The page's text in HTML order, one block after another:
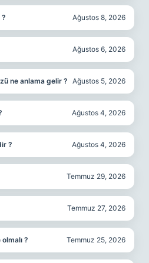
Ağustos 8, 2026
Ağustos 6, 2026
ne anlama gelir ? Ağustos 5, 2026
Ağustos 4, 2026
? Ağustos 4, 2026
Temmuz 29, 2026
Temmuz 27, 2026
? Temmuz 25, 2026